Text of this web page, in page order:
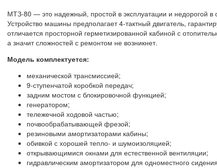
МТЗ-80 — это надежный, простой в эксплуатации и недорогой в
Устройство машины предполагает 4-тактный двигатель,
отличается просторной герметизированной кабиной с
а значит сложностей с ремонтом не возникнет.
Модель комплектуется:
механической трансмиссией;
9-ступенчатой коробкой передач;
задним мостом с блокировочной функцией;
генератором;
тележечной ходовой частью;
почвообрабатывающей фрезой;
резиновыми амортизаторами кабины;
обивкой с хорошей тепло- и шумоизоляцией;
открывающимися окнами для естественной вентиляции;
гидравлическим амортизатором для одноместного